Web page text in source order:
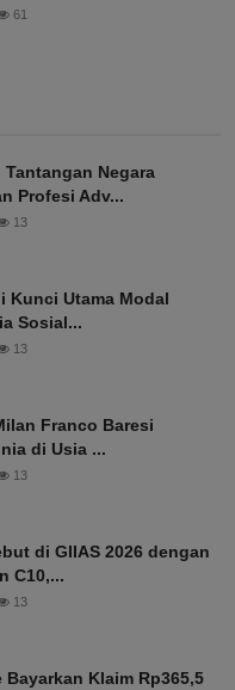
61
Tantangan Negara
Profesi Adv...
13
Kunci Utama Modal
Sosial...
13
Franco Baresi
di Usia ...
13
di GIIAS 2026 dengan
C10,...
13
Bayarkan Klaim Rp365,5